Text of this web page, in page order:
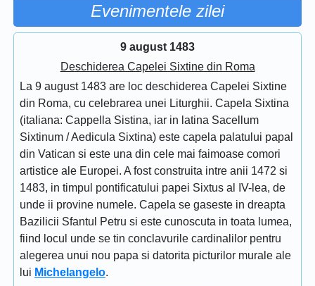
Evenimentele zilei
9 august 1483
Deschiderea Capelei Sixtine din Roma
La 9 august 1483 are loc deschiderea Capelei Sixtine
din Roma, cu celebrarea unei Liturghii. Capela Sixtina
(italiana: Cappella Sistina, iar in latina Sacellum
Sixtinum / Aedicula Sixtina) este capela palatului papal
din Vatican si este una din cele mai faimoase comori
artistice ale Europei. A fost construita intre anii 1472 si
1483, in timpul pontificatului papei Sixtus al IV-lea, de
unde ii provine numele. Capela se gaseste in dreapta
Bazilicii Sfantul Petru si este cunoscuta in toata lumea,
fiind locul unde se tin conclavurile cardinalilor pentru
alegerea unui nou papa si datorita picturilor murale ale
lui Michelangelo.